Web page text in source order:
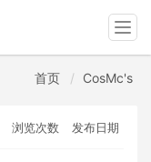
首页 CosMc's
浏览次数 发布日期
T
o
g
e